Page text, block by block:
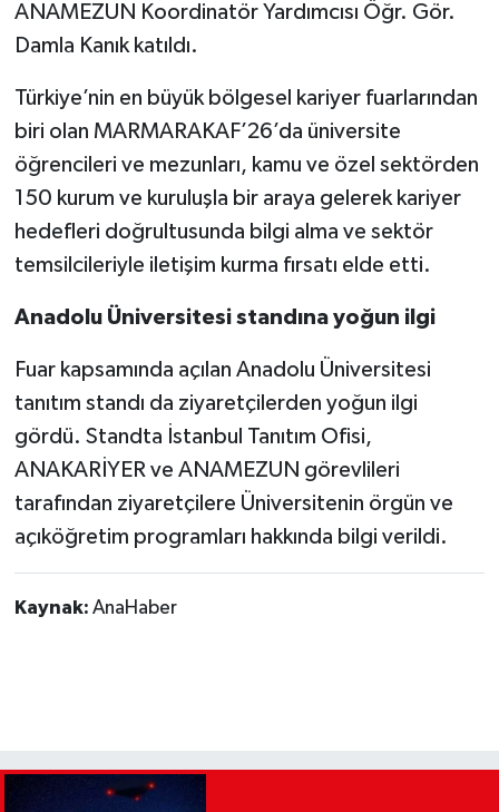
ANAMEZUN Koordinatör Yardımcısı Öğr. Gör.
Damla Kanık katıldı.
Türkiye’nin en büyük bölgesel kariyer fuarlarından
biri olan MARMARAKAF’26’da üniversite
öğrencileri ve mezunları, kamu ve özel sektörden
150 kurum ve kuruluşla bir araya gelerek kariyer
hedefleri doğrultusunda bilgi alma ve sektör
temsilcileriyle iletişim kurma fırsatı elde etti.
Anadolu Üniversitesi standına yoğun ilgi
Fuar kapsamında açılan Anadolu Üniversitesi
tanıtım standı da ziyaretçilerden yoğun ilgi
gördü. Standta İstanbul Tanıtım Ofisi,
ANAKARİYER ve ANAMEZUN görevlileri
tarafından ziyaretçilere Üniversitenin örgün ve
açıköğretim programları hakkında bilgi verildi.
Kaynak: AnaHaber